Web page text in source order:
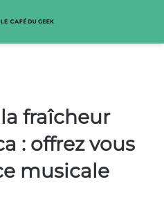
fraîcheur
: offrez vous
musicale